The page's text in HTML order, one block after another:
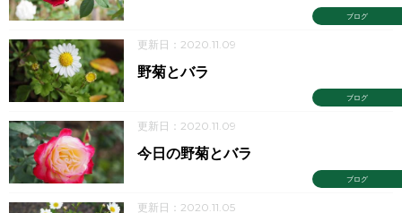
ブログ
更新日：2020.11.09
ブログ
野菊とバラ
更新日：2020.11.09
ブログ
今日の野菊とバラ
更新日：2020.11.05